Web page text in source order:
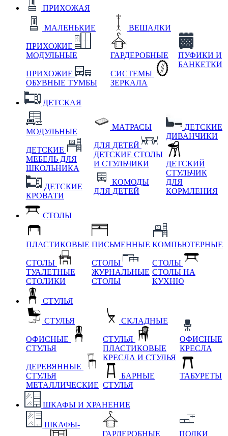
ПРИХОЖАЯ
МАЛЕНЬКИЕ
ПРИХОЖИЕ
МОДУЛЬНЫЕ
ПРИХОЖИЕ
ОБУВНЫЕ ТУМБЫ
ВЕШАЛКИ
ГАРДЕРОБНЫЕ
СИСТЕМЫ
ЗЕРКАЛА
ПУФИКИ И
БАНКЕТКИ
ДЕТСКАЯ
МОДУЛЬНЫЕ
ДЕТСКИЕ
МЕБЕЛЬ ДЛЯ
ШКОЛЬНИКА
ДЕТСКИЕ
КРОВАТИ
МАТРАСЫ
ДЛЯ ДЕТЕЙ
ДЕТСКИЕ СТОЛЫ
И СТУЛЬЧИКИ
КОМОДЫ
ДЛЯ ДЕТЕЙ
ДЕТСКИЕ
ДИВАНЧИКИ
ДЕТСКИЙ
СТУЛЬЧИК
ДЛЯ
КОРМЛЕНИЯ
СТОЛЫ
ПЛАСТИКОВЫЕ
СТОЛЫ
ТУАЛЕТНЫЕ
СТОЛИКИ
ПИСЬМЕННЫЕ
СТОЛЫ
ЖУРНАЛЬНЫЕ
СТОЛЫ
КОМПЬЮТЕРНЫЕ
СТОЛЫ
СТОЛЫ НА
КУХНЮ
СТУЛЬЯ
СТУЛЬЯ
ОФИСНЫЕ
СТУЛЬЯ
ДЕРЕВЯННЫЕ
СТУЛЬЯ
МЕТАЛЛИЧЕСКИЕ
СКЛАДНЫЕ
СТУЛЬЯ
ПЛАСТИКОВЫЕ
КРЕСЛА И СТУЛЬЯ
БАРНЫЕ
СТУЛЬЯ
ОФИСНЫЕ
КРЕСЛА
ТАБУРЕТЫ
ШКАФЫ И ХРАНЕНИЕ
ШКАФЫ-
ГАРДЕРОБНЫЕ
ПОЛКИ